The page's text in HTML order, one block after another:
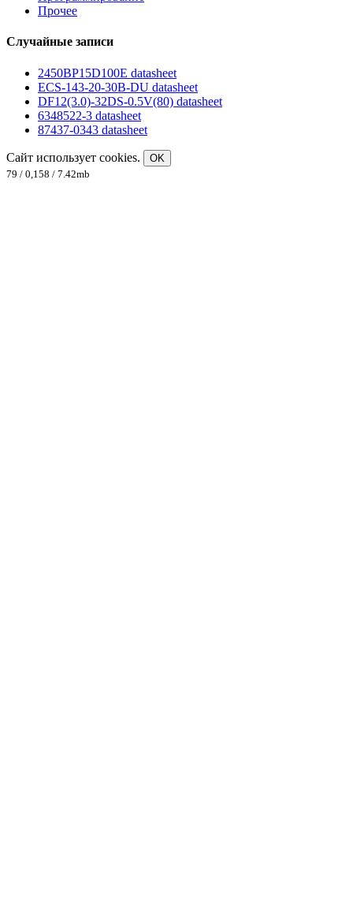
Прочее
Случайные записи
2450BP15D100E datasheet
ECS-143-20-30B-DU datasheet
DF12(3.0)-32DS-0.5V(80) datasheet
6348522-3 datasheet
87437-0343 datasheet
Сайт использует cookies.
OK
79 / 0,158 / 7.42mb